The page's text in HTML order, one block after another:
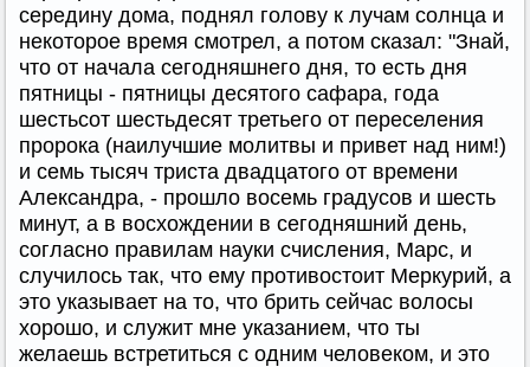
середину дома, поднял голову к лучам солнца и
некоторое время смотрел, а потом сказал: "Знай,
что от начала сегодняшнего дня, то есть дня
пятницы - пятницы десятого сафара, года
шестьсот шестьдесят третьего от переселения
пророка (наилучшие молитвы и привет над ним!)
и семь тысяч триста двадцатого от времени
Александра, - прошло восемь градусов и шесть
минут, а в восхождении в сегодняшний день,
согласно правилам науки счисления, Марс, и
случилось так, что ему противостоит Меркурий, а
это указывает на то, что брить сейчас волосы
хорошо, и служит мне указанием, что ты
желаешь встретиться с одним человеком, и это